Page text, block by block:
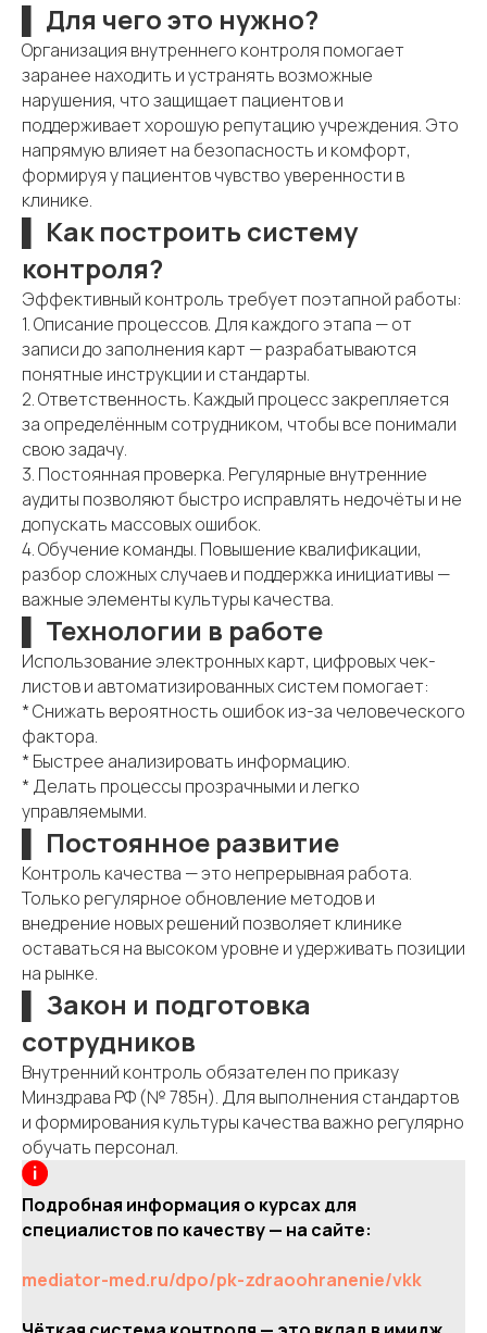
▌ Для чего это нужно?
Организация внутреннего контроля помогает
заранее находить и устранять возможные
нарушения, что защищает пациентов и
поддерживает хорошую репутацию учреждения. Это
напрямую влияет на безопасность и комфорт,
формируя у пациентов чувство уверенности в
клинике.
▌ Как построить систему
контроля?
Эффективный контроль требует поэтапной работы:
1. Описание процессов. Для каждого этапа — от
записи до заполнения карт — разрабатываются
понятные инструкции и стандарты.
2. Ответственность. Каждый процесс закрепляется
за определённым сотрудником, чтобы все понимали
свою задачу.
3. Постоянная проверка. Регулярные внутренние
аудиты позволяют быстро исправлять недочёты и не
допускать массовых ошибок.
4. Обучение команды. Повышение квалификации,
разбор сложных случаев и поддержка инициативы —
важные элементы культуры качества.
▌ Технологии в работе
Использование электронных карт, цифровых чек-
листов и автоматизированных систем помогает:
* Снижать вероятность ошибок из-за человеческого
фактора.
* Быстрее анализировать информацию.
* Делать процессы прозрачными и легко
управляемыми.
▌ Постоянное развитие
Контроль качества — это непрерывная работа.
Только регулярное обновление методов и
внедрение новых решений позволяет клинике
оставаться на высоком уровне и удерживать позиции
на рынке.
▌ Закон и подготовка
сотрудников
Внутренний контроль обязателен по приказу
Минздрава РФ (№ 785н). Для выполнения стандартов
и формирования культуры качества важно регулярно
обучать персонал.
Подробная информация о курсах для
специалистов по качеству — на сайте:
mediator-med.ru/dpo/pk-zdraoohranenie/vkk